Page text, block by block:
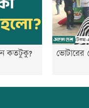
কতটুকু? ভোটারের